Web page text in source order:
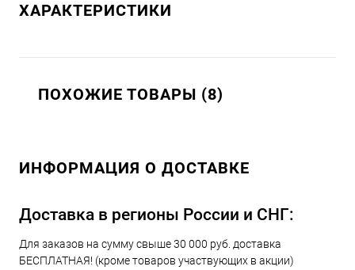
ХАРАКТЕРИСТИКИ
ПОХОЖИЕ ТОВАРЫ (8)
ИНФОРМАЦИЯ О ДОСТАВКЕ
Доставка в регионы России и СНГ:
Для заказов на сумму свыше 30 000 руб. доставка
БЕСПЛАТНАЯ! (кроме товаров участвующих в акции)